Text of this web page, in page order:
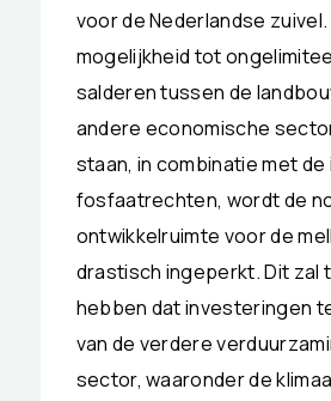
voor de Nederlandse
mogelijkheid tot
salderen tussen de
andere economische
staan, in combinatie met de
fosfaatrechten, wordt de
ontwikkelruimte voor de
drastisch ingeperkt. Dit zal
hebben dat investeringen
van de verdere
sector, waaronder de